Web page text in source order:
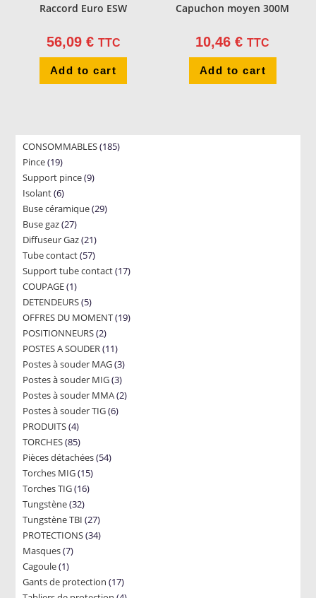
Raccord Euro ESW
56,09 € TTC
Add to cart
Capuchon moyen 300M
10,46€ TTC
Add to cart
CONSOMMABLES 185185
Pince 1919
products
Support pince 99
Isolant 66
products
Buse céramique 2929
Buse gaz 2727
products
Diffuseur Gaz 2121
products
Tube contact 5757
products
Support tube contact 1717
COUPAGE 11
product
DETENDEURS 55
products
OFFRES DU MOMENT 1919
POSITIONNEURS 22
products
POSTES A SOUDER 1111
products
Postes à souder MAG 33
products
Postes à souder MIG 33
products
Postes à souder MMA 22
Postes à souder TIG 66
PRODUITS 44
products
TORCHES 8585
products
Pièces détachées 5454
Torches MIG 1515
Torches TIG 1616
Tungstène 3232
products
Tungstène TBI 2727
products
PROTECTIONS 3434
Masques 77
Cagoule 11
product
Gants de protection 1717